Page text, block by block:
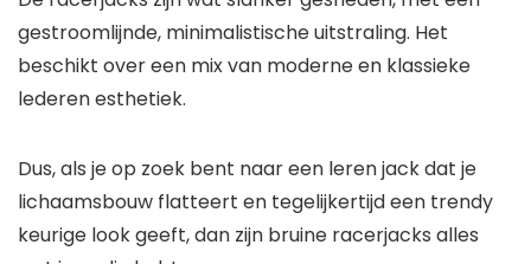
gestroomlijnde, minimalistische uitstraling. Het
beschikt over een mix van moderne en klassieke
lederen esthetiek.
Dus, als je op zoek bent naar een leren jack dat je
lichaamsbouw flatteert en tegelijkertijd een trendy
keurige look geeft, dan zijn bruine racerjacks alles